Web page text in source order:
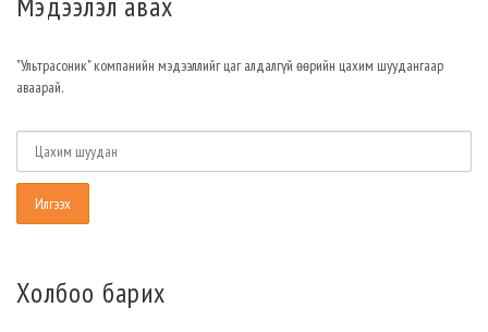
"Ультрасоник" компанийн мэдээллийг цаг алдалгүй өөрийн цахим шуудангаар
аваарай.
Холбоо барих